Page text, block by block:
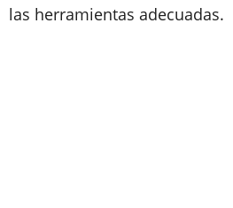
las herramientas adecuadas.